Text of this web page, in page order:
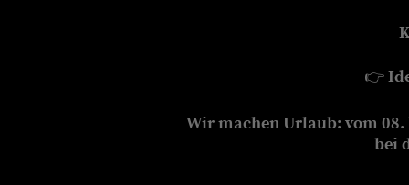
👉
Wir machen Urlaub: vom 08.
bei